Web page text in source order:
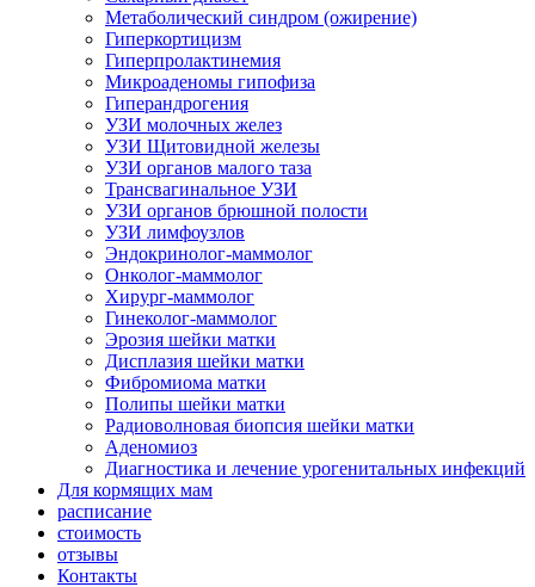
Метаболический синдром (ожирение)
Гиперкортицизм
Гиперпролактинемия
Микроаденомы гипофиза
Гиперандрогения
УЗИ молочных желез
УЗИ Щитовидной железы
УЗИ органов малого таза
Трансвагинальное УЗИ
УЗИ органов брюшной полости
УЗИ лимфоузлов
Эндокринолог-маммолог
Онколог-маммолог
Хирург-маммолог
Гинеколог-маммолог
Эрозия шейки матки
Дисплазия шейки матки
Фибромиома матки
Полипы шейки матки
Радиоволновая биопсия шейки матки
Аденомиоз
Диагностика и лечение урогенитальных инфекций
Для кормящих мам
расписание
стоимость
отзывы
Контакты